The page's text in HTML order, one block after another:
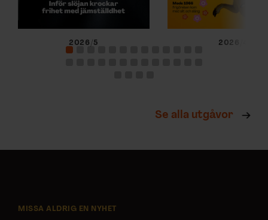
2026/5 2026/4
Se alla utgåvor
MISSA ALDRIG EN NYHET